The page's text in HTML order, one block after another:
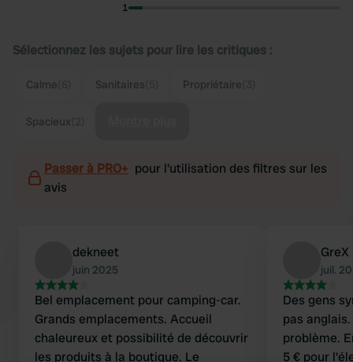
1
Sélectionnez les sujets pour lire les critiques :
Calme Sanitaires Propriétaire
Spacieux
Passer à PRO+ pour l'utilisation des filtres sur les
avis
dekneet
juin 2025
Bel emplacement pour camping-car.
Grands emplacements. Accueil
chaleureux et possibilité de découvrir
les produits à la boutique. Le
GreX
juil.
Des gens
pas
problème.
5 € pour